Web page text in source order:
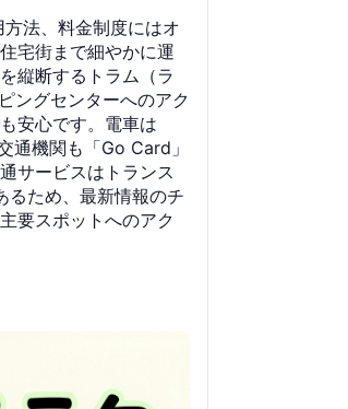
法、料金制度にはオ
宅街まで細やかに運
縦断するトラム（ラ
ングセンターへのアク
安心です。電車は
通機関も「Go Card」
サービスはトランス
るため、最新情報のチ
要スポットへのアク